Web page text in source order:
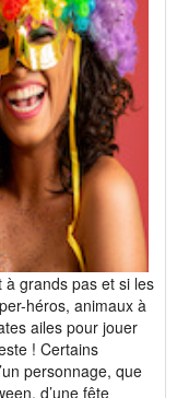
à grands pas et si les
héros, animaux à
ailes pour jouer
! Certains
personnage, que
d’une fête